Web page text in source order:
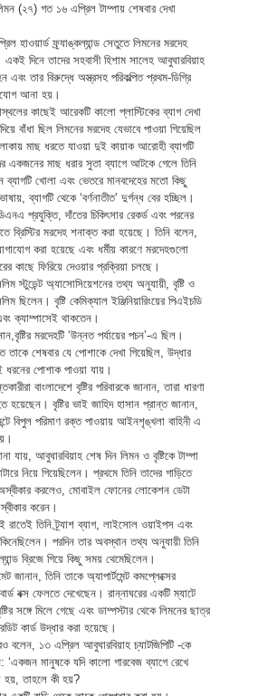
(২৭) গত ১৬ এপ্রিল টাম্পায় শেষবার দেখা
হাওয়ার্ড ফ্র্যাঙ্কল্যান্ড সেতুতে লিমনের মরদেহ
দিনে তাদের সহবাসী হিশাম সালেহ আবুঘারবিয়াহ
এবং তার বিরুদ্ধে অস্ত্রসহ পরিকল্পিত প্রথম-ডিগ্রি
আনা হয়।
কাছেই আরেকটি কালো প্লাস্টিকের ব্যাগ দেখা
বাঁধা ছিল লিমনের মরদেহ যেভাবে পাওয়া গিয়েছিল
মাছ ধরতে যাওয়া দুই কায়াক আরোহী ব্যাগটি
একজনের মাছ ধরার সুতা ব্যাগে আটকে গেলে তিনি
ব্যাগটি খোলা এবং ভেতরে মানবদেহের মতো কিছু
ব্যাগটি থেকে ‘বর্ণনাতীত’ দুর্গন্ধ বের হচ্ছিল।
প্রযুক্তি, দাঁতের চিকিৎসার রেকর্ড এবং পরনের
ব্রিস্টির মরদেহ শনাক্ত করা হয়েছে। তিনি বলেন,
করা হয়েছে এবং ধর্মীয় কারণে মরদেহগুলো
কাছে ফিরিয়ে দেওয়ার প্রক্রিয়া চলছে।
স্টুডেন্ট অ্যাসোসিয়েশনের তথ্য অনুযায়ী, বৃষ্টি ও
ছিলেন। বৃষ্টি কেমিক্যাল ইঞ্জিনিয়ারিংয়ের পিএইচডি
এবং ক্যাম্পাসেই থাকতেন।
মরদেহটি ‘উন্নত পর্যায়ের পচন’-এ ছিল।
তাকে শেষবার যে পোশাকে দেখা গিয়েছিল, উদ্ধার
পোশাক পাওয়া যায়।
বাংলাদেশে বৃষ্টির পরিবারকে জানান, তারা ধারণা
হয়েছেন। বৃষ্টির ভাই জাহিদ হাসান প্রান্ত জানান,
বিপুল পরিমাণ রক্ত পাওয়ায় আইনশৃঙ্খলা বাহিনী এ
যায়, আবুঘারবিয়াহ শেষ দিন লিমন ও বৃষ্টিকে টাম্পা
নিয়ে গিয়েছিলেন। প্রথমে তিনি তাদের গাড়িতে
অস্বীকার করলেও, মোবাইল ফোনের লোকেশন ডেটা
করেন।
রাতেই তিনি ট্র্যাশ ব্যাগ, লাইসোল ওয়াইপস এবং
পরদিন তার অবস্থান তথ্য অনুযায়ী তিনি
ব্রিজে গিয়ে কিছু সময় থেমেছিলেন।
জানান, তিনি তাকে অ্যাপার্টমেন্ট কমপ্লেক্সের
বক্স ফেলতে দেখেছেন। রান্নাঘরের একটি ম্যাটে
সঙ্গে মিলে গেছে এবং ডাম্পস্টার থেকে লিমনের ছাত্র
কার্ড উদ্ধার করা হয়েছে।
বলেন, ১৩ এপ্রিল আবুঘারবিয়াহ চ্যাটজিপিটি -কে
‘একজন মানুষকে যদি কালো গারবেজ ব্যাগে রেখে
হয়, তাহলে কী হয়?